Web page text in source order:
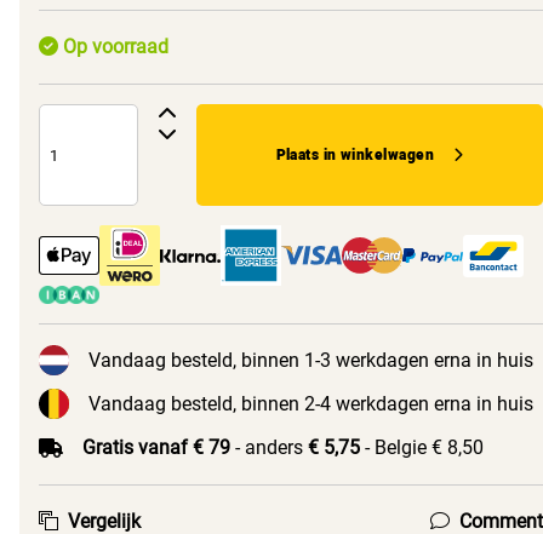
Op voorraad
Plaats in winkelwagen
Vandaag besteld, binnen 1-3 werkdagen erna in huis
Vandaag besteld, binnen 2-4 werkdagen erna in huis
Gratis vanaf € 79 - anders € 5,75 - Belgie € 8,50
Vergelijk Comment